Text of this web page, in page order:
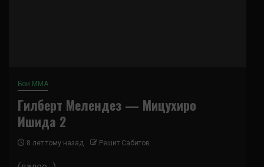
Бои ММА
Гилберт Мелендез — Мицухиро
Ишида 2
8 лет тому назад Решит Сабитов